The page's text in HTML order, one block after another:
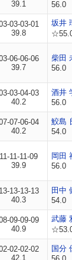
39.1
56.0
03-03-01
39.8
坂井
06-06-06
39.7
柴田
56.0
03-04-03
40.2
酒井
56.0
07-06-04
40.2
鮫島
54.0
11-11-11-09
39.9
岡田
56.0
13-13-13-13
40.3
田中
54.0
09-09-09
40.9
武藤
02-02-02
42.1
国分